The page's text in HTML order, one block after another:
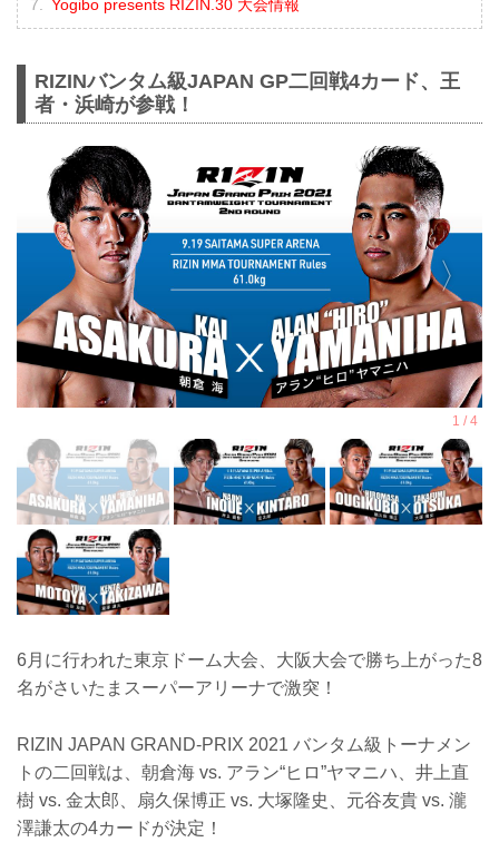
Yogibo presents RIZIN.30 大会情報
RIZINバンタム級JAPAN GP二回戦4カード、王
者・浜崎が参戦！
6月に行われた東京ドーム大会、大阪大会で勝ち上がった8
名がさいたまスーパーアリーナで激突！
RIZIN JAPAN GRAND-PRIX 2021 バンタム級トーナメン
トの二回戦は、朝倉海 vs. アラン“ヒロ”ヤマニハ、井上直
樹 vs. 金太郎、扇久保博正 vs. 大塚隆史、元谷友貴 vs. 瀧
澤謙太の4カードが決定！